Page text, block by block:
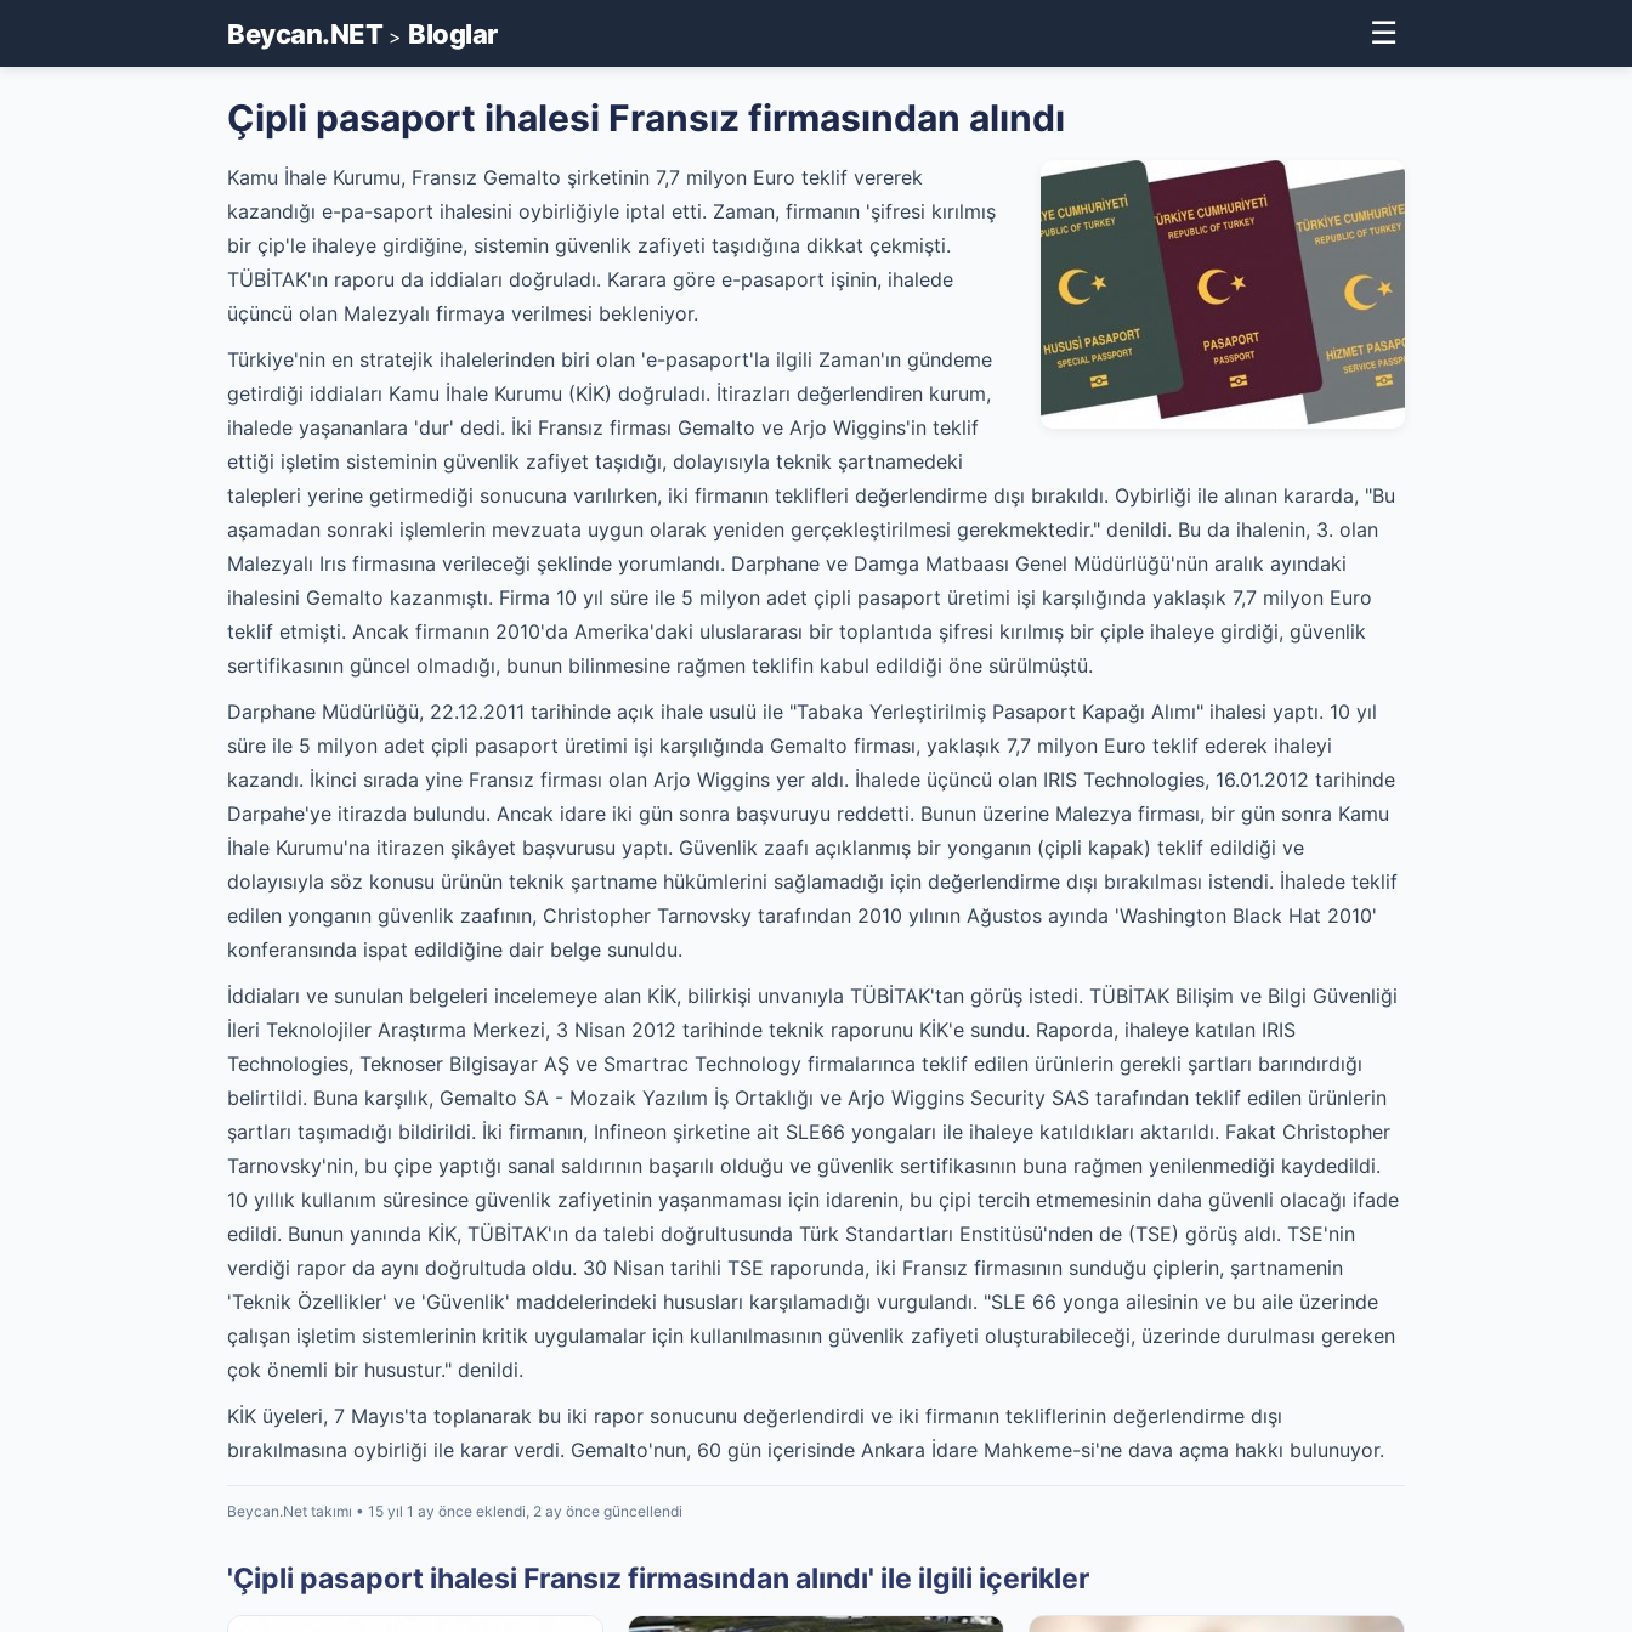
Beycan.NET> Bloglar ☰
Çipli pasaport ihalesi Fransız firmasından alındı
Kamu İhale Kurumu, Fransız Gemalto şirketinin 7,7 milyon Euro teklif vererek
kazandığı e-pa-saport ihalesini oybirliğiyle iptal etti. Zaman, firmanın 'şifresi kırılmış
bir çip'le ihaleye girdiğine, sistemin güvenlik zafiyeti taşıdığına dikkat çekmişti.
TÜBİTAK'ın raporu da iddiaları doğruladı. Karara göre e-pasaport işinin, ihalede
üçüncü olan Malezyalı firmaya verilmesi bekleniyor.
Türkiye'nin en stratejik ihalelerinden biri olan 'e-pasaport'la ilgili Zaman'ın gündeme
getirdiği iddiaları Kamu İhale Kurumu (KİK) doğruladı. İtirazları değerlendiren kurum,
ihalede yaşananlara 'dur' dedi. İki Fransız firması Gemalto ve Arjo Wiggins'in teklif
ettiği işletim sisteminin güvenlik zafiyet taşıdığı, dolayısıyla teknik şartnamedeki
talepleri yerine getirmediği sonucuna varılırken, iki firmanın teklifleri değerlendirme dışı bırakıldı. Oybirliği ile alınan kararda, "Bu
aşamadan sonraki işlemlerin mevzuata uygun olarak yeniden gerçekleştirilmesi gerekmektedir." denildi. Bu da ihalenin, 3. olan
Malezyalı Irıs firmasına verileceği şeklinde yorumlandı. Darphane ve Damga Matbaası Genel Müdürlüğü'nün aralık ayındaki
ihalesini Gemalto kazanmıştı. Firma 10 yıl süre ile 5 milyon adet çipli pasaport üretimi işi karşılığında yaklaşık 7,7 milyon Euro
teklif etmişti. Ancak firmanın 2010'da Amerika'daki uluslararası bir toplantıda şifresi kırılmış bir çiple ihaleye girdiği, güvenlik
sertifikasının güncel olmadığı, bunun bilinmesine rağmen teklifin kabul edildiği öne sürülmüştü.
Darphane Müdürlüğü, 22.12.2011 tarihinde açık ihale usulü ile "Tabaka Yerleştirilmiş Pasaport Kapağı Alımı" ihalesi yaptı. 10 yıl
süre ile 5 milyon adet çipli pasaport üretimi işi karşılığında Gemalto firması, yaklaşık 7,7 milyon Euro teklif ederek ihaleyi
kazandı. İkinci sırada yine Fransız firması olan Arjo Wiggins yer aldı. İhalede üçüncü olan IRIS Technologies, 16.01.2012 tarihinde
Darpahe'ye itirazda bulundu. Ancak idare iki gün sonra başvuruyu reddetti. Bunun üzerine Malezya firması, bir gün sonra Kamu
İhale Kurumu'na itirazen şikâyet başvurusu yaptı. Güvenlik zaafı açıklanmış bir yonganın (çipli kapak) teklif edildiği ve
dolayısıyla söz konusu ürünün teknik şartname hükümlerini sağlamadığı için değerlendirme dışı bırakılması istendi. İhalede teklif
edilen yonganın güvenlik zaafının, Christopher Tarnovsky tarafından 2010 yılının Ağustos ayında 'Washington Black Hat 2010'
konferansında ispat edildiğine dair belge sunuldu.
İddiaları ve sunulan belgeleri incelemeye alan KİK, bilirkişi unvanıyla TÜBİTAK'tan görüş istedi. TÜBİTAK Bilişim ve Bilgi Güvenliği
İleri Teknolojiler Araştırma Merkezi, 3 Nisan 2012 tarihinde teknik raporunu KİK'e sundu. Raporda, ihaleye katılan IRIS
Technologies, Teknoser Bilgisayar AŞ ve Smartrac Technology firmalarınca teklif edilen ürünlerin gerekli şartları barındırdığı
belirtildi. Buna karşılık, Gemalto SA - Mozaik Yazılım İş Ortaklığı ve Arjo Wiggins Security SAS tarafından teklif edilen ürünlerin
şartları taşımadığı bildirildi. İki firmanın, Infineon şirketine ait SLE66 yongaları ile ihaleye katıldıkları aktarıldı. Fakat Christopher
Tarnovsky'nin, bu çipe yaptığı sanal saldırının başarılı olduğu ve güvenlik sertifikasının buna rağmen yenilenmediği kaydedildi.
10 yıllık kullanım süresince güvenlik zafiyetinin yaşanmaması için idarenin, bu çipi tercih etmemesinin daha güvenli olacağı ifade
edildi. Bunun yanında KİK, TÜBİTAK'ın da talebi doğrultusunda Türk Standartları Enstitüsü'nden de (TSE) görüş aldı. TSE'nin
verdiği rapor da aynı doğrultuda oldu. 30 Nisan tarihli TSE raporunda, iki Fransız firmasının sunduğu çiplerin, şartnamenin
'Teknik Özellikler' ve 'Güvenlik' maddelerindeki hususları karşılamadığı vurgulandı. "SLE 66 yonga ailesinin ve bu aile üzerinde
çalışan işletim sistemlerinin kritik uygulamalar için kullanılmasının güvenlik zafiyeti oluşturabileceği, üzerinde durulması gereken
çok önemli bir husustur." denildi.
KİK üyeleri, 7 Mayıs'ta toplanarak bu iki rapor sonucunu değerlendirdi ve iki firmanın tekliflerinin değerlendirme dışı
bırakılmasına oybirliği ile karar verdi. Gemalto'nun, 60 gün içerisinde Ankara İdare Mahkeme-si'ne dava açma hakkı bulunuyor.
Beycan.Net takımı • 15 yıl 1 ay önce eklendi, 2 ay önce güncellendi
'Çipli pasaport ihalesi Fransız firmasından alındı' ile ilgili içerikler